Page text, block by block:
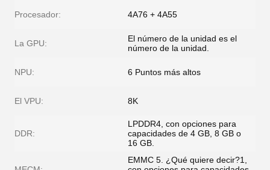
Procesador: 4A76 + 4A55
La GPU:
El número de la unidad es el
número de la unidad.
NPU: 6 Puntos más altos
El VPU: 8K
DDR:
LPDDR4, con opciones para
capacidades de 4 GB, 8 GB o
16 GB.
EMMC 5. ¿Qué quiere decir?1,